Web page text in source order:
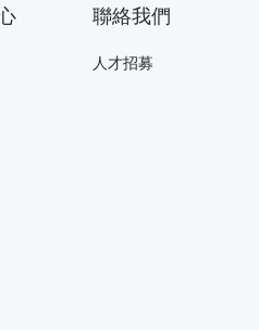
聯絡我們
人才招募